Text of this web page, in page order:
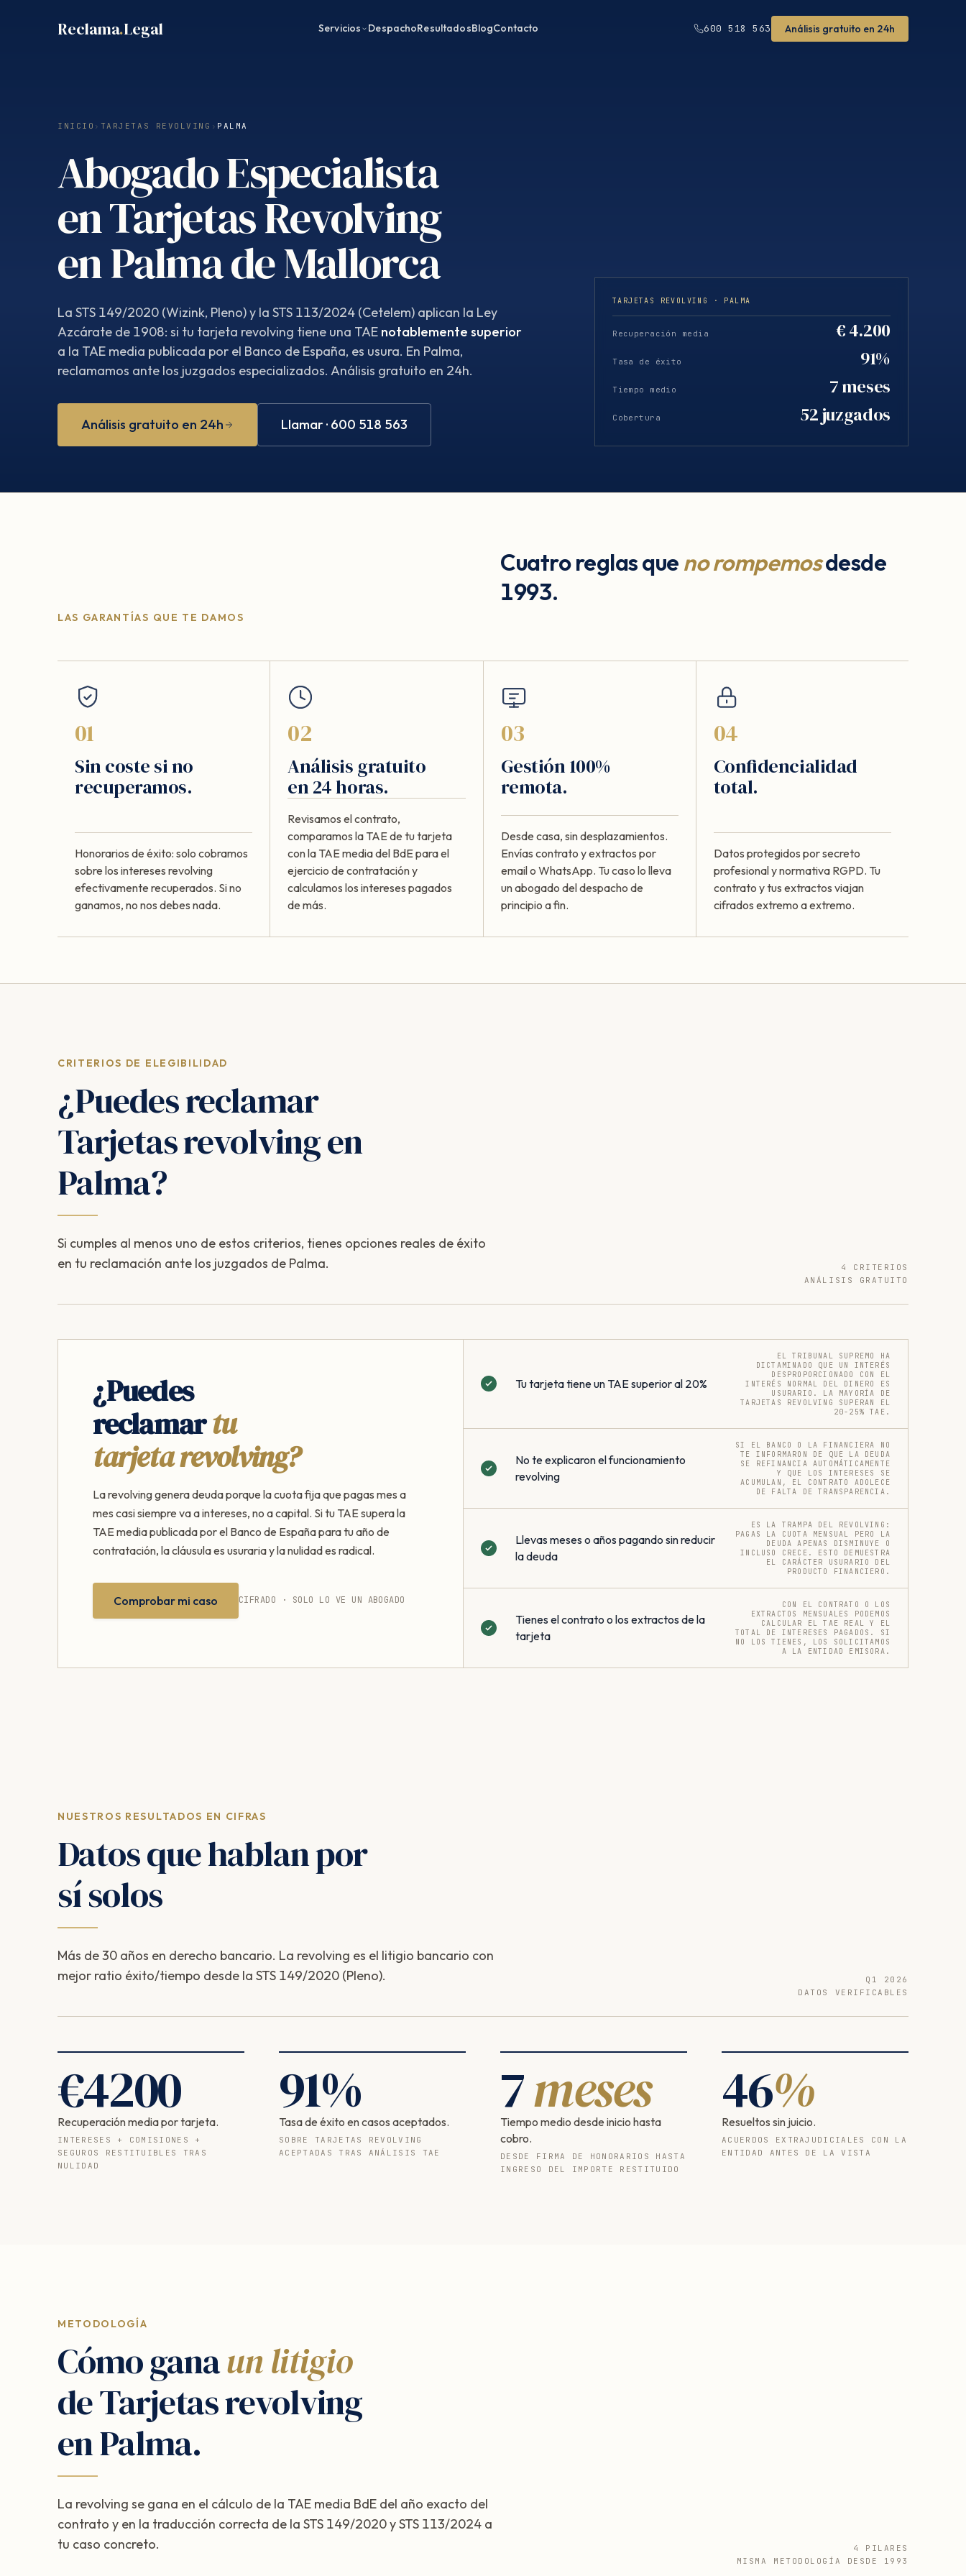
Reclama.Legal Servicios DespachoResultadosBlogContacto 600 518 563 Análisis gratuito en 24h
INICIO › TARJETAS REVOLVING › PALMA
Abogado Especialista
en Tarjetas Revolving
en Palma de Mallorca
La STS 149/2020 (Wizink, Pleno) y la STS 113/2024 (Cetelem) aplican la Ley
Azcárate de 1908: si tu tarjeta revolving tiene una TAE notablemente superior
a la TAE media publicada por el Banco de España, es usura. En Palma,
reclamamos ante los juzgados especializados. Análisis gratuito en 24h.
Análisis gratuito en 24h Llamar · 600 518 563
TARJETAS REVOLVING · PALMA
Recuperación media € 4.200
Tasa de éxito 91%
Tiempo medio 7 meses
Cobertura 52 juzgados
LAS GARANTÍAS QUE TE DAMOS
Cuatro reglas que no rompemosdesde
1993.
01
Sin coste si no
recuperamos.
Honorarios de éxito: solo cobramos
sobre los intereses revolving
efectivamente recuperados. Si no
ganamos, no nos debes nada.
02
Análisis gratuito
en 24 horas.
Revisamos el contrato,
comparamos la TAE de tu tarjeta
con la TAE media del BdE para el
ejercicio de contratación y
calculamos los intereses pagados
de más.
03
Gestión 100%
remota.
Desde casa, sin desplazamientos.
Envías contrato y extractos por
email o WhatsApp. Tu caso lo lleva
un abogado del despacho de
principio a fin.
04
Confidencialidad
total.
Datos protegidos por secreto
profesional y normativa RGPD. Tu
contrato y tus extractos viajan
cifrados extremo a extremo.
CRITERIOS DE ELEGIBILIDAD
¿Puedes reclamar
Tarjetas revolving en
Palma?
Si cumples al menos uno de estos criterios, tienes opciones reales de éxito
en tu reclamación ante los juzgados de Palma.
4 CRITERIOS
ANÁLISIS GRATUITO
¿Puedes
reclamartu
tarjeta revolving?
La revolving genera deuda porque la cuota fija que pagas mes a
mes casi siempre va a intereses, no a capital. Si tu TAE supera la
TAE media publicada por el Banco de España para tu año de
contratación, la cláusula es usuraria y la nulidad es radical.
Comprobar mi caso CIFRADO · SOLO LO VE UN ABOGADO
Tu tarjeta tiene un TAE superior al 20%
EL TRIBUNAL SUPREMO HA
DICTAMINADO QUE UN INTERÉS
DESPROPORCIONADO CON EL
INTERÉS NORMAL DEL DINERO ES
USURARIO. LA MAYORÍA DE
TARJETAS REVOLVING SUPERAN EL
20-25% TAE.
No te explicaron el funcionamiento
revolving
SI EL BANCO O LA FINANCIERA NO
TE INFORMARON DE QUE LA DEUDA
SE REFINANCIA AUTOMÁTICAMENTE
Y QUE LOS INTERESES SE
ACUMULAN, EL CONTRATO ADOLECE
DE FALTA DE TRANSPARENCIA.
Llevas meses o años pagando sin reducir
la deuda
ES LA TRAMPA DEL REVOLVING:
PAGAS LA CUOTA MENSUAL PERO LA
DEUDA APENAS DISMINUYE O
INCLUSO CRECE. ESTO DEMUESTRA
EL CARÁCTER USURARIO DEL
PRODUCTO FINANCIERO.
Tienes el contrato o los extractos de la
tarjeta
CON EL CONTRATO O LOS
EXTRACTOS MENSUALES PODEMOS
CALCULAR EL TAE REAL Y EL
TOTAL DE INTERESES PAGADOS. SI
NO LOS TIENES, LOS SOLICITAMOS
A LA ENTIDAD EMISORA.
NUESTROS RESULTADOS EN CIFRAS
Datos que hablan por
sí solos
Más de 30 años en derecho bancario. La revolving es el litigio bancario con
mejor ratio éxito/tiempo desde la STS 149/2020 (Pleno).
Q1 2026
DATOS VERIFICABLES
€4200
Recuperación media por tarjeta.
INTERESES + COMISIONES +
SEGUROS RESTITUIBLES TRAS
NULIDAD
91%
Tasa de éxito en casos aceptados.
SOBRE TARJETAS REVOLVING
ACEPTADAS TRAS ANÁLISIS TAE
7meses
Tiempo medio desde inicio hasta
cobro.
DESDE FIRMA DE HONORARIOS HASTA
INGRESO DEL IMPORTE RESTITUIDO
46%
Resueltos sin juicio.
ACUERDOS EXTRAJUDICIALES CON LA
ENTIDAD ANTES DE LA VISTA
METODOLOGÍA
Cómo ganaun litigio
de Tarjetas revolving
en Palma.
La revolving se gana en el cálculo de la TAE media BdE del año exacto del
contrato y en la traducción correcta de la STS 149/2020 y STS 113/2024 a
tu caso concreto.
4 PILARES
MISMA METODOLOGÍA DESDE 1993